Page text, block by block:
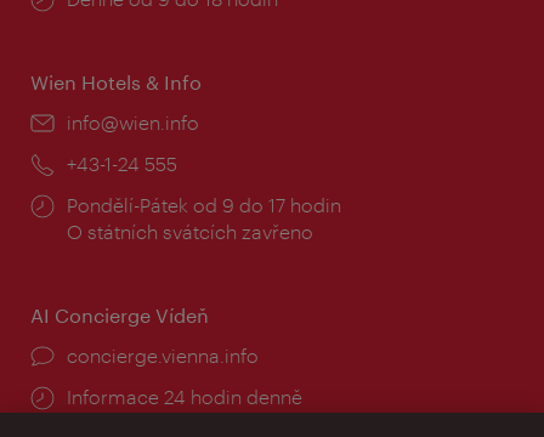
Wien Hotels & Info
E-
info@wien.info
Telefon:
+43-1-24 555
Provozní
doba:
Pondělí-Pátek od 9 do 17 hodin
O státních svátcích zavřeno
AI Concierge Vídeň
concierge.vienna.info
Informace 24 hodin denně